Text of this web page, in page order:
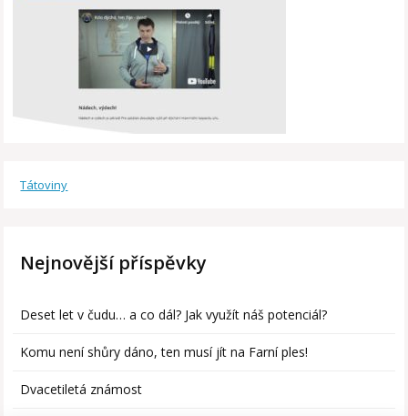
Tátoviny
Nejnovější příspěvky
Deset let v čudu… a co dál? Jak využít náš potenciál?
Komu není shůry dáno, ten musí jít na Farní ples!
Dvacetiletá známost